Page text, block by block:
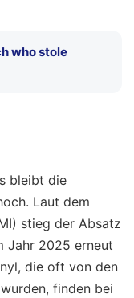
who stole
bleibt die
Laut dem
stieg der Absatz
Jahr 2025 erneut
die oft von den
finden bei